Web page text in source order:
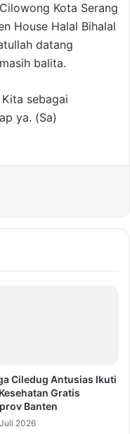
Kota Serang
House Halal Bihalal
datang
balita.
sebagai
ya. (Sa)
Ciledug Antusias Ikuti
Gratis
Banten
2026